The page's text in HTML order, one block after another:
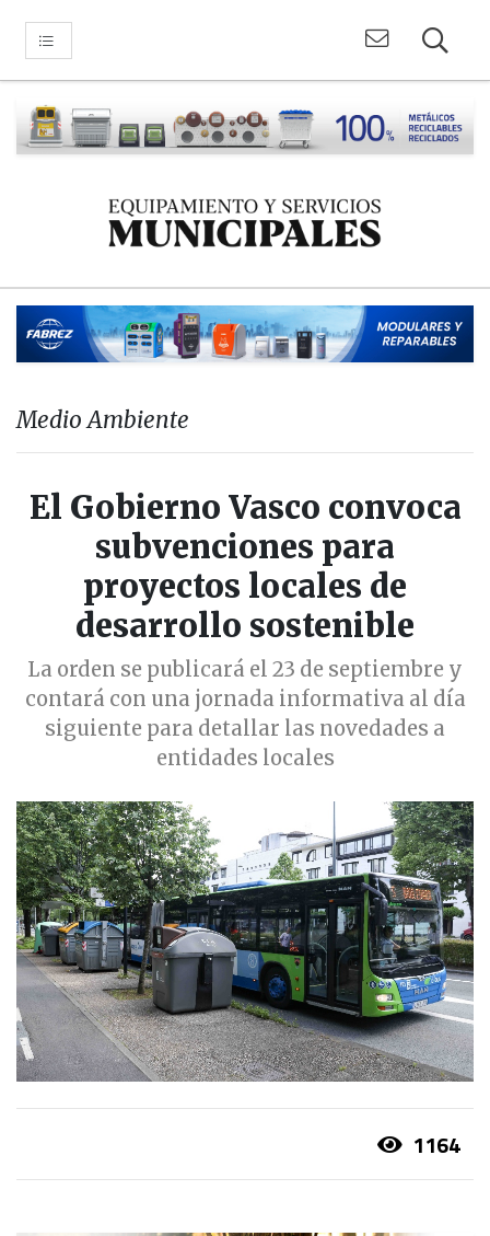
Medio Ambiente
El Gobierno Vasco convoca
subvenciones para
proyectos locales de
desarrollo sostenible
La orden se publicará el 23 de septiembre y
contará con una jornada informativa al día
siguiente para detallar las novedades a
entidades locales
1164